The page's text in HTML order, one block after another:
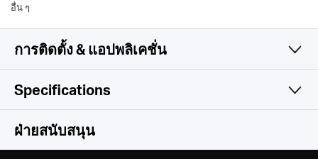
อื่น ๆ
การติดตั้ง & แอปพลิเคชั่น
เรียบง่ายและมีฟังก์ชันการ
ทำงานที่ครบครัน
Specifications
Wireless
ฝ่ายสนับสนุน